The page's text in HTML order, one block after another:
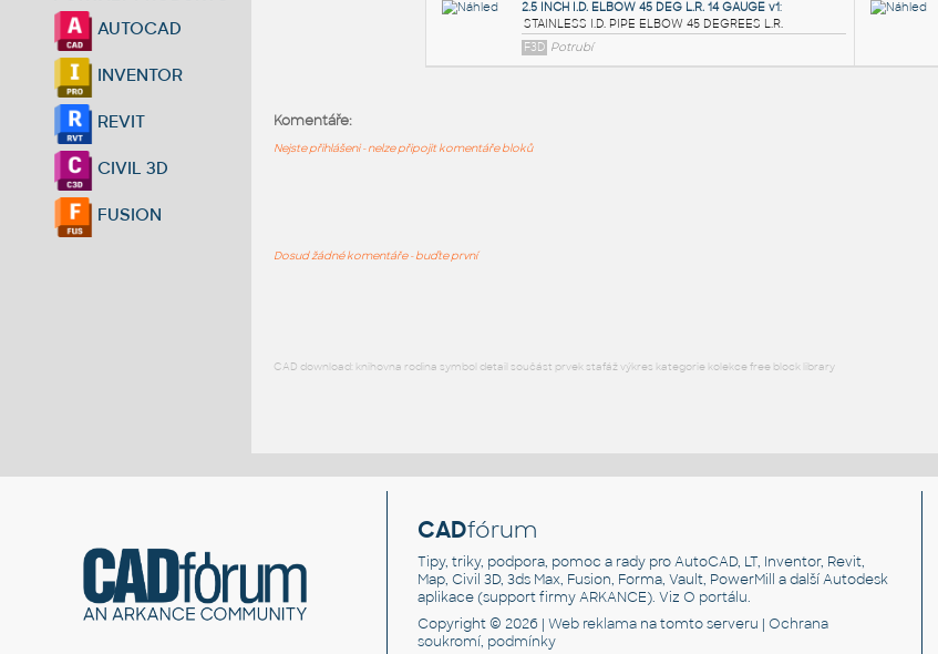
AUTOCAD
INVENTOR
REVIT
CIVIL 3D
FUSION
Komentáře:
Nejste přihlášeni - nelze připojit komentáře bloků
Dosud žádné komentáře - buďte první
CAD download: knihovna rodina symbol detail součást prvek stafáž výkres kategorie kolekce free block library
CADfórum
Tipy, triky, podpora, pomoc a rady pro AutoCAD, LT, Inventor, Revit,
Map, Civil 3D, 3ds Max, Fusion, Forma, Vault, PowerMill a další Autodesk
aplikace (support firmy ARKANCE). VizO portálu.
Copyright © 2026 |Web reklama na tomto serveru |Ochrana
soukromí, podmínky